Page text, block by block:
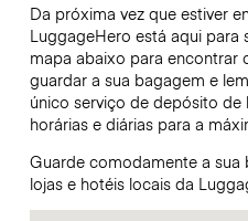
Da próxima vez que estiver
LuggageHero está aqui para
mapa abaixo para encontrar
guardar a sua bagagem e
único serviço de depósito
horárias e diárias para a
Guarde comodamente a
lojas e hotéis locais da